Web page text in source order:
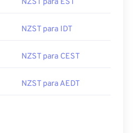
NZST para EST
NZST para IDT
NZST para CEST
NZST para AEDT